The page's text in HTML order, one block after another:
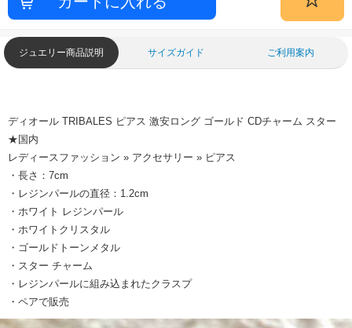
ジュエリー商品説明 サイズガイド ご利用案内
ディオール TRIBALES ピアス 激安ロング ゴールド CDチャーム スター
★国内
レディースファッション » アクセサリー » ピアス
・長さ：7cm
・レジンパールの直径：1.2cm
・ホワイト レジンパール
・ホワイトクリスタル
・ゴールドトーンメタル
・スター チャーム
・レジンパールに組み込まれたクラスプ
・ペアで販売